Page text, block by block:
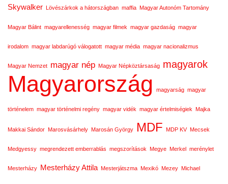
Skywalker Lövészárkok a hátországban maffia Magyar Autonóm Tartomány
Magyar Bálint magyarellenesség magyar filmek magyar gazdaság magyar
irodalom magyar labdarúgó válogatott magyar média magyar nacionalizmus
Magyar Nemzet magyar nép Magyar Népköztársaság magyarok
Magyarország magyarság magyar
történelem magyar történelmi regény magyar vidék magyar értelmiségiek Majka
Makkai Sándor Marosvásárhely Marosán György MDF MDP KV Mecsek
Medgyessy megrendezett emberrablás megszorítások Megye Merkel merénylet
Mesterházy Mesterházy Attila Mesterjátszma Mexikó Mezey Michael